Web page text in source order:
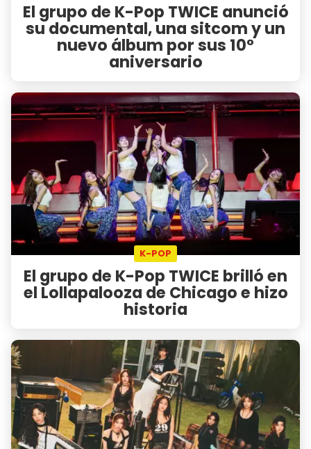
El grupo de K-Pop TWICE anunció
su documental, una sitcom y un
nuevo álbum por sus 10°
aniversario
K-POP
El grupo de K-Pop TWICE brilló en
el Lollapalooza de Chicago e hizo
historia